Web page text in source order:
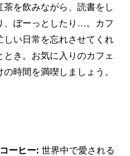
を飲みながら、読書をし
、ぼーっとしたり…。カフ
しい日常を忘れさせてくれ
とき。お気に入りのカフェ
時間を満喫しましょう。
ーヒー: 世界中で愛される